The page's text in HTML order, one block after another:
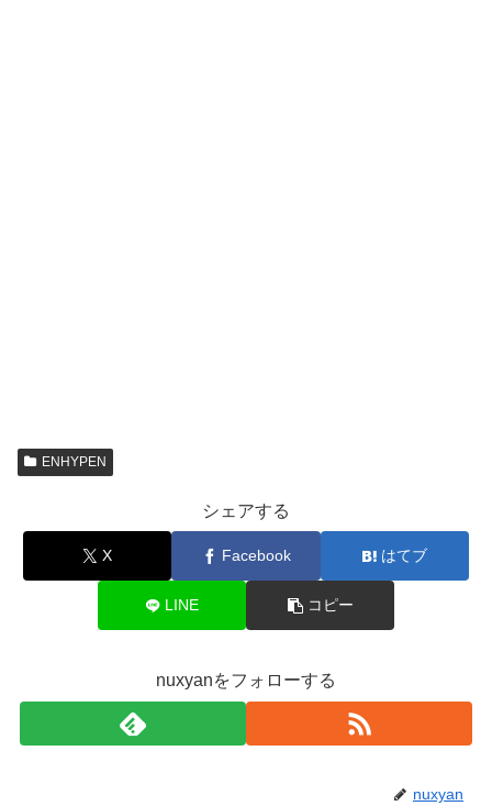
ENHYPEN
シェアする
X Facebook はてブ
LINE コピー
nuxyanをフォローする
nuxyan